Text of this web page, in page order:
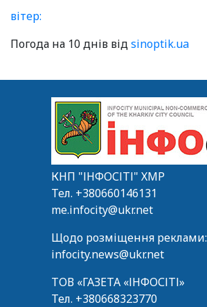
вітер:
Погода на 10 днів відsinoptik.ua
КНП "ІНФОСІТІ" ХМР
Тел. +380660146131
me.infocity@ukr.net
Щодо розміщення реклами:
infocity.news@ukr.net
ТОВ «ГАЗЕТА «ІНФОСІТІ»
Тел. +380668323770